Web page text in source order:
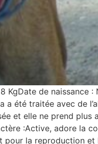
KgDate de naissance
été traitée avec de
et elle ne prend plus
:Active, adore la
pour la reproduction